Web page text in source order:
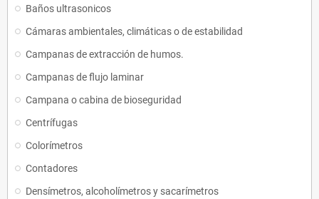
Baños ultrasonicos
Cámaras ambientales, climáticas o de estabilidad
Campanas de extracción de humos.
Campanas de flujo laminar
Campana o cabina de bioseguridad
Centrífugas
Colorímetros
Contadores
Densímetros, alcoholímetros y sacarímetros